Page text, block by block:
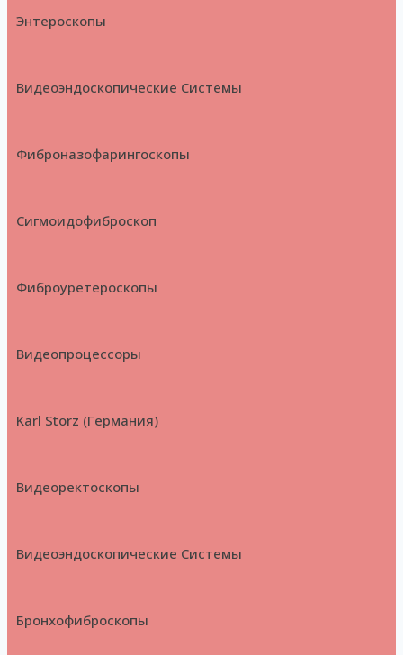
Энтероскопы
Видеоэндоскопические Системы
Фиброназофарингоскопы
Сигмоидофиброскоп
Фиброуретероскопы
Видеопроцессоры
Karl Storz (Германия)
Видеоректоскопы
Видеоэндоскопические Системы
Бронхофиброскопы